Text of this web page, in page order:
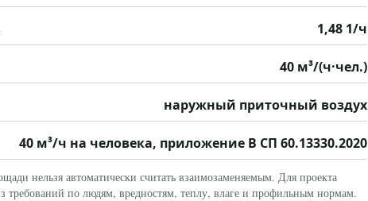
1,48 1/ч
40 м³/(ч·чел.)
наружный приточный воздух
40 м³/ч на человека, приложение В СП 60.13330.2020
нельзя автоматически считать взаимозаменяемым. Для проекта
требований по людям, вредностям, теплу, влаге и профильным нормам.